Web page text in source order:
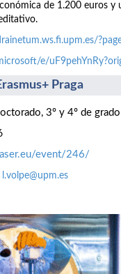
de 1.200 euros
e/
Praga
3º y 4º de grado
event/246/
l.volpe@upm.es